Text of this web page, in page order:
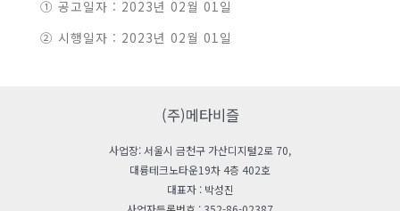
① 공고일자 : 2023년 02월 01일
② 시행일자 : 2023년 02월 01일
(주)메타비즐
사업장: 서울시 금천구 가산디지털2로 70,
대륭테크노타운19차 4층 402호
대표자 : 박성진